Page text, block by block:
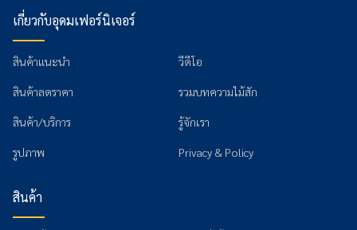
เกี่ยวกับอุดมเฟอร์นิเจอร์
สินค้าแนะนำ
สินค้าลดราคา
สินค้า/บริการ
รูปภาพ
วีดีโอ
รวมบทความไม้สัก
รู้จักเรา
Privacy & Policy
สินค้า